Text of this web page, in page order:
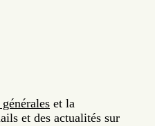
et la
et des actualités sur